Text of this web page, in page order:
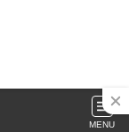
MENU